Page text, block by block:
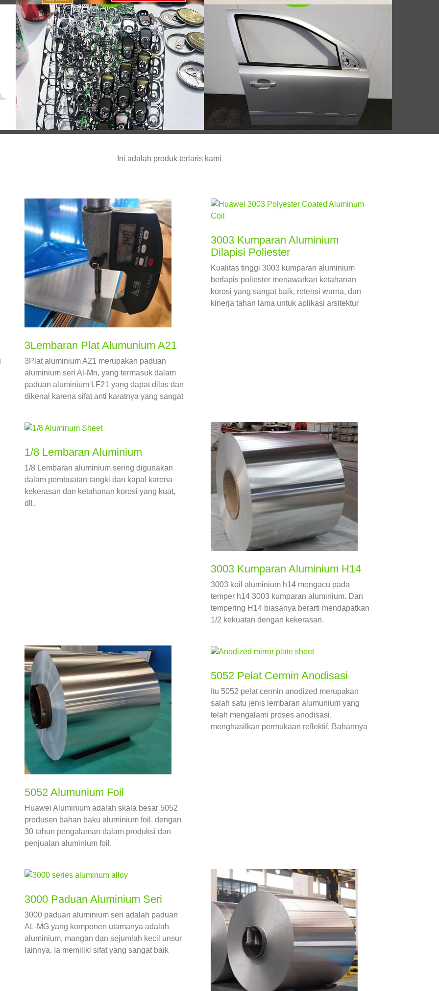
Ini adalah produk terlaris kami
3Lembaran Plat Alumunium A21
3Plat aluminium A21 merupakan paduan
aluminium seri Al-Mn, yang termasuk dalam
paduan aluminium LF21 yang dapat dilas dan
dikenal karena sifat anti karatnya yang sangat
3003 Kumparan Aluminium
Dilapisi Poliester
Kualitas tinggi 3003 kumparan aluminium
berlapis poliester menawarkan ketahanan
korosi yang sangat baik, retensi warna, dan
kinerja tahan lama untuk aplikasi arsitektur
1/8 Lembaran Aluminium
1/8 Lembaran aluminium sering digunakan
dalam pembuatan tangki dan kapal karena
kekerasan dan ketahanan korosi yang kuat,
dll..
3003 Kumparan Aluminium H14
3003 koil aluminium h14 mengacu pada
temper h14 3003 kumparan aluminium. Dan
tempering H14 biasanya berarti mendapatkan
1/2 kekuatan dengan kekerasan.
5052 Alumunium Foil
Huawei Aluminium adalah skala besar 5052
produsen bahan baku aluminium foil, dengan
30 tahun pengalaman dalam produksi dan
penjualan aluminium foil.
5052 Pelat Cermin Anodisasi
Itu 5052 pelat cermin anodized merupakan
salah satu jenis lembaran alumunium yang
telah mengalami proses anodisasi,
menghasilkan permukaan reflektif. Bahannya
3000 Paduan Aluminium Seri
3000 paduan aluminium seri adalah paduan
AL-MG yang komponen utamanya adalah
aluminium, mangan dan sejumlah kecil unsur
lainnya. Ia memiliki sifat yang sangat baik